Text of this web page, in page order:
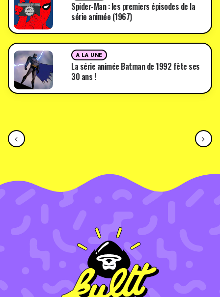
Spider-Man : les premiers épisodes de la
série animée (1967)
A LA UNE
La série animée Batman de 1992 fête ses
30 ans !